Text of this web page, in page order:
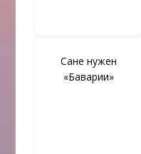
Сане нужен
«Баварии»